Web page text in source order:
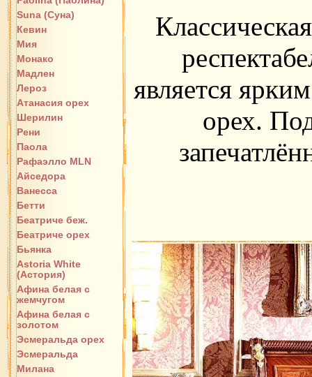
Suna (Суна)
Кевин
Мия
Монако
Мадлен
Лероз
Атанасия орех
Шерилин
Рени
Паола
Рафаэлло MLN
Айседора
Ванесса
Бетти
Беатриче беж.
Беатриче орех
Бьянка
Astoria White
(Астория)
Афина белая с
жемчугом
Афина белая с
золотом
Эсмеральда орех
Эсмеральда
Милана
является
орех.